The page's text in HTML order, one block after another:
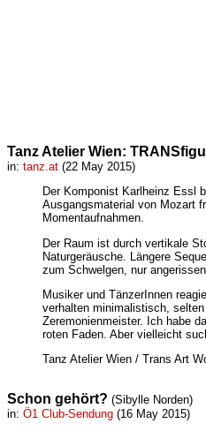
Tanz Atelier Wien:
in: tanz.at (22 May 2015)
Der Komponist Karlheinz Essl
Ausgangsmaterial von Mozart
Momentaufnahmen.
Der Raum ist durch vertikale
Naturgeräusche. Längere
zum Schwelgen, nur
Musiker und TänzerInnen
verhalten minimalistisch,
Zeremonienmeister. Ich habe
roten Faden. Aber vielleicht
Tanz Atelier Wien / Trans Art
Schon gehört? (Sibylle Norden)
in: Ö1 Club-Sendung (16 May 2015)